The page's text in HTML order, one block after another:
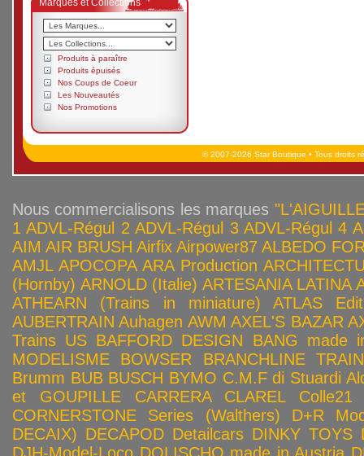
Marques et Collections
Produits à paraître
Produits épuisés
Nos Coups de Coeur
Les Nouveautés
Nos Promotions
© 2007-2026 Star Boutique • Tous droits
Nous commercialisons les marques
1 ADVL-Régul 2 ADVL-Régul 3 ADVL-Régul 4
AIM AIR BRUSH Airfix Airpower87 ALBEDO
AMJL APOCOPA ARA Production
(Hornby) ARNOLD (Italie) ARTESANIA LATINA
ATHEARN (Trains in miniature)
ATLAS
AUBERTRAIN Auhagen AWM AXEL'S BAZAR
Trains US BAFFORD DESIGN
BANG made
MODELISME
BOWSER
BRANCHLINE
Brumm BUB BUSCH BYMO C.M.F di Stuardi
et GOUPILLE
CARRERA CLAREL
Colle21
CORNERSTONE Series (Walthers)
D+R
DECAIX) DECAPOD Detailcars DINKY TOYS